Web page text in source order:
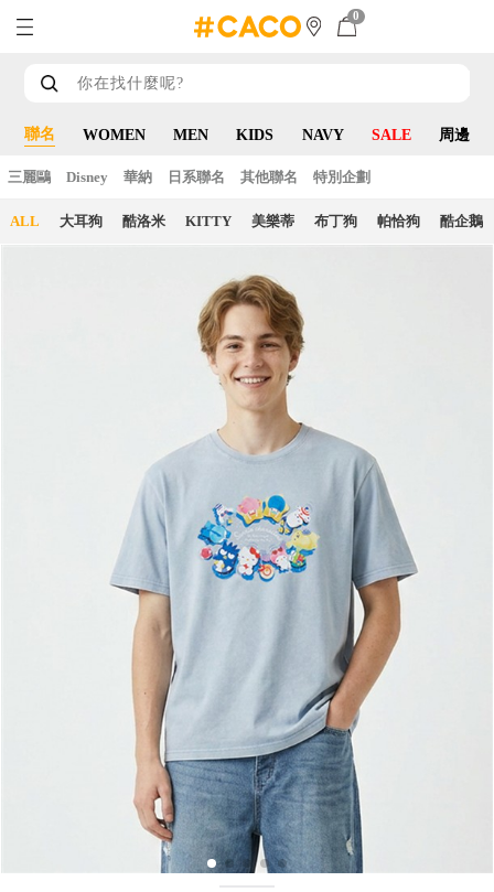
0
聯名 WOMEN MEN KIDS NAVY SALE 周邊
三麗鷗 Disney 華納 日系聯名 其他聯名 特別企劃
ALL 大耳狗 酷洛米 KITTY 美樂蒂 布丁狗 帕恰狗 酷企鵝